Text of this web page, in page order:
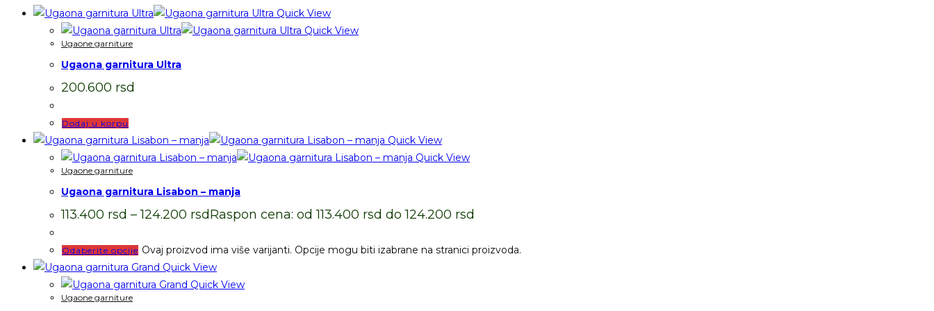
Quick View
Quick View
Ugaone garniture
Ugaona garnitura Ultra
200.600 rsd
Dodaj u korpu
Quick View
Quick View
Ugaone garniture
Ugaona garnitura Lisabon – manja
113.400 rsd – 124.200 rsdRaspon cena: od 113.400 rsd do 124.200 rsd
Odaberite opcije Ovaj proizvod ima više varijanti. Opcije mogu biti izabrane na stranici proizvoda.
Quick View
Quick View
Ugaone garniture